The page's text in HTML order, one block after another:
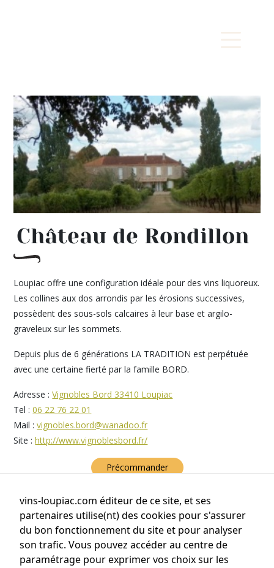
Château de Rondillon
Loupiac offre une configuration idéale pour des vins liquoreux.
Les collines aux dos arrondis par les érosions successives,
possèdent des sous-sols calcaires à leur base et argilo-
graveleux sur les sommets.
Depuis plus de 6 générations LA TRADITION est perpétuée
avec une certaine fierté par la famille BORD.
Adresse :Vignobles Bord 33410 Loupiac
Tel :06 22 76 22 01
Mail :vignobles.bord@wanadoo.fr
Site :http://www.vignoblesbord.fr/
Précommander
vins-loupiac.com éditeur de ce site, et ses
partenaires utilise(nt) des cookies pour s'assurer
du bon fonctionnement du site et pour analyser
son trafic. Vous pouvez accéder au centre de
paramétrage pour exprimer vos choix sur les